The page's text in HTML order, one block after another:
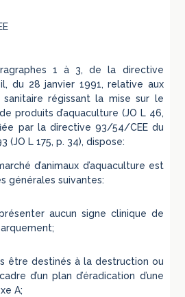
1 à 3, de la directive
du 28 janvier 1991, relative aux
régissant la mise sur le
produits d’aquaculture (JO L 46,
par la directive 93/54/CEE du
(JO L 175, p. 34), dispose:
d’animaux d’aquaculture est
générales suivantes:
aucun signe clinique de
destinés à la destruction ou
d’un plan d’éradication d’une
A;